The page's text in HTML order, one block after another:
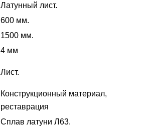
Латунный лист.
600 мм.
1500 мм.
4 мм
Лист.
Конструкционный материал,
реставрация
Сплав латуни Л63.